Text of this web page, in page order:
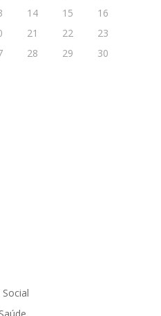
14 15
16
21 22
23
28 29
30